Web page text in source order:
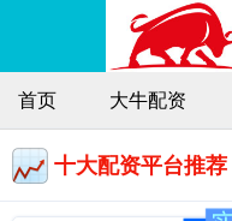
首页 大牛配资
十大配资平台推荐